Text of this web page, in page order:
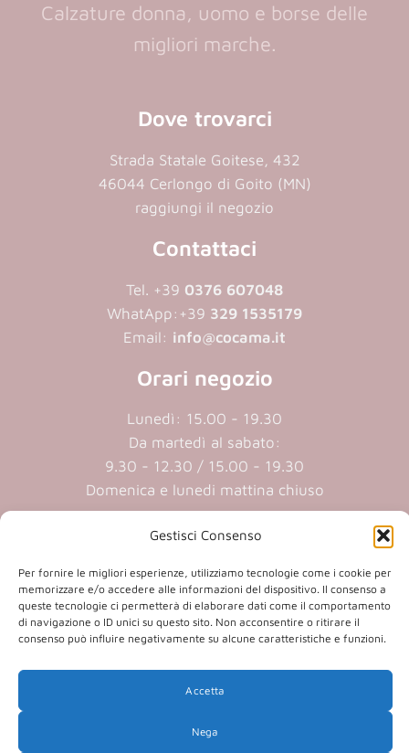
Gestisci Consenso
Per fornire le migliori esperienze, utilizziamo tecnologie come i cookie per
memorizzare e/o accedere alle informazioni del dispositivo. Il consenso a
queste tecnologie ci permetterà di elaborare dati come il comportamento
di navigazione o ID unici su questo sito. Non acconsentire o ritirare il
consenso può influire negativamente su alcune caratteristiche e funzioni.
Accetta
Nega
Calzature donna, uomo e borse delle
migliori marche.
Dove trovarci
Strada Statale Goitese, 432
46044 Cerlongo di Goito (MN)
raggiungi il negozio
Contattaci
Tel. +39 0376 607048
WhatApp: +39 329 1535179
Email: info@cocama.it
Orari negozio
Lunedì: 15.00 - 19.30
Da martedì al sabato:
9.30 - 12.30 / 15.00 - 19.30
Domenica e lunedi mattina chiuso
Cookie policy|Privacy policy
P.iva 01409890207 | Reg.Imp. MN
01409890207 | Cap.soc. € 20.800,00 i.v.
in